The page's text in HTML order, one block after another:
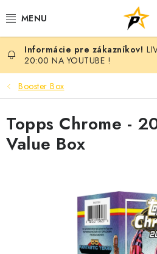
na
POKÉMON
BREAK NIGHT SEPAR VOL.7 -
BATTLE
BREAKY
MAGIC THE GATHERING
20:00 NA YOUTUBE !
Booster Box
Topps Chrome -
Value Box